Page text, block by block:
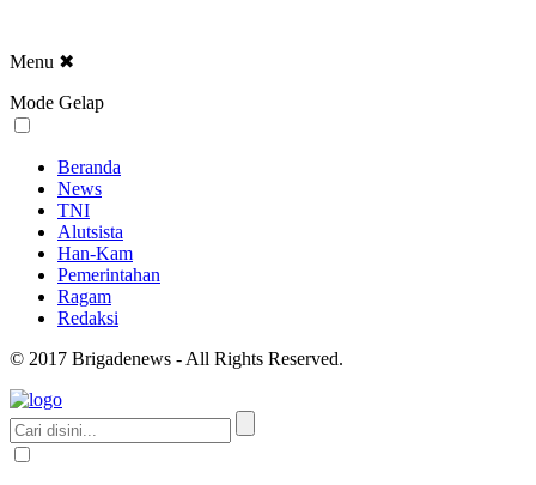
Menu ✖
Mode Gelap
Beranda
News
TNI
Alutsista
Han-Kam
Pemerintahan
Ragam
Redaksi
© 2017 Brigadenews - All Rights Reserved.